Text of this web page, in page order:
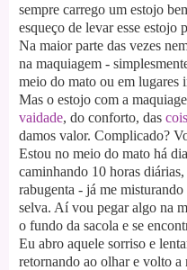
sempre carrego um estojo
esqueço de levar esse estojo
Na maior parte das vezes
na maquiagem -
meio do mato ou em lugares
Mas o estojo com a
vaidade, do conforto, das
damos valor. Complicado?
Estou no meio do mato há
caminhando 10 horas di
rabugenta - já me
selva. Aí vou pegar algo na
o fundo da sacola e se enc
Eu abro aquele sorriso e
retornando ao olhar e volto a